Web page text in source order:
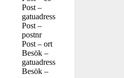
Post –
gatuadress
Post –
postnr
Post – ort
Besök –
gatuadress
Besök –